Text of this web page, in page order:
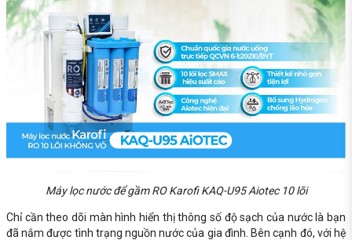
Máy lọc nước để gầm RO Karofi KAQ-U95 Aiotec 10 lõi
Chỉ cần theo dõi màn hình hiển thị thông số độ sạch của nước là bạn
đã nắm được tình trạng nguồn nước của gia đình. Bên cạnh đó, với hệ